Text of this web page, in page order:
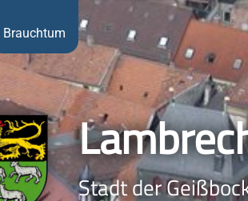
Brauchtum
Stadt der